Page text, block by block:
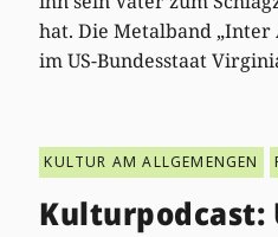
hat. Die Metalband „Inter
im US-Bundesstaat
KULTUR AM ALLGEMENGEN
Kulturpodcast: